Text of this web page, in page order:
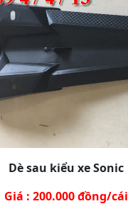
Dè sau kiểu xe Sonic
Giá : 200.000 đồng/cái